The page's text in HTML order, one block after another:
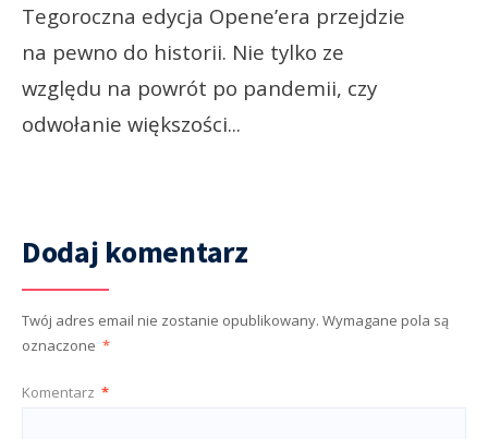
Tegoroczna edycja Opene’era przejdzie
na pewno do historii. Nie tylko ze
względu na powrót po pandemii, czy
odwołanie większości...
Dodaj komentarz
Twój adres email nie zostanie opublikowany. Wymagane pola są
oznaczone *
Komentarz *